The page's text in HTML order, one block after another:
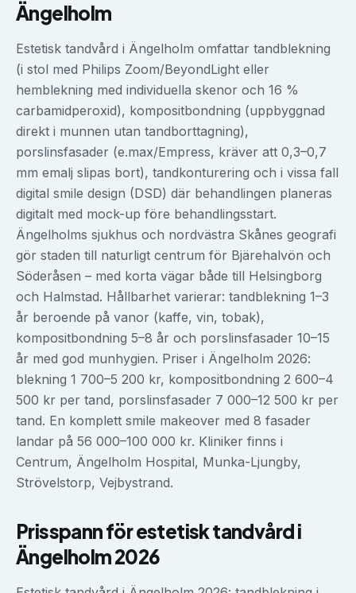
Ängelholm
Estetisk tandvård i Ängelholm omfattar tandblekning
(i stol med Philips Zoom/BeyondLight eller
hemblekning med individuella skenor och 16 %
carbamidperoxid), kompositbondning (uppbyggnad
direkt i munnen utan tandborttagning),
porslinsfasader (e.max/Empress, kräver att 0,3–0,7
mm emalj slipas bort), tandkonturering och i vissa fall
digital smile design (DSD) där behandlingen planeras
digitalt med mock-up före behandlingsstart.
Ängelholms sjukhus och nordvästra Skånes geografi
gör staden till naturligt centrum för Bjärehalvön och
Söderåsen – med korta vägar både till Helsingborg
och Halmstad. Hållbarhet varierar: tandblekning 1–3
år beroende på vanor (kaffe, vin, tobak),
kompositbondning 5–8 år och porslinsfasader 10–15
år med god munhygien. Priser i Ängelholm 2026:
blekning 1 700–5 200 kr, kompositbondning 2 600–4
500 kr per tand, porslinsfasader 7 000–12 500 kr per
tand. En komplett smile makeover med 8 fasader
landar på 56 000–100 000 kr. Kliniker finns i
Centrum, Ängelholm Hospital, Munka-Ljungby,
Strövelstorp, Vejbystrand.
Prisspann förestetisk tandvårdi
Ängelholm2026